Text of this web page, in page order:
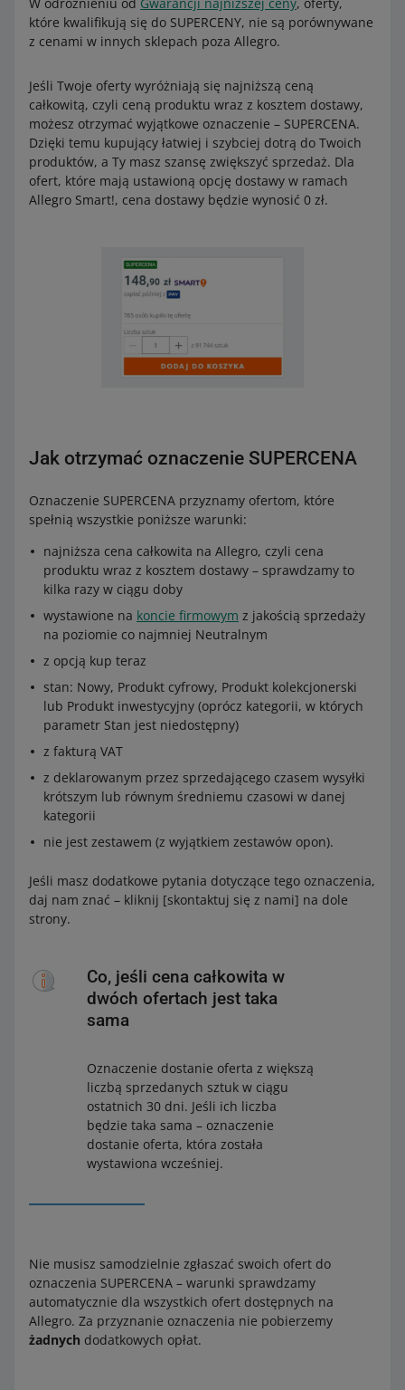
Sport i turystyka – Militaria –Pozostałe(253063)
Dom i Ogród – Wyposażenie – Ozdoby świąteczne i
Mleka modyfikowane –Początkowe(256973)
które kwalifikują się do SUPERCENY, nie są porównywane
z cenami w innych sklepach poza Allegro.
Jeśli Twoje oferty wyróżniają się najniższą ceną
całkowitą, czyli ceną produktu wraz z kosztem dostawy,
możesz otrzymać wyjątkowe oznaczenie – SUPERCENA.
Dzięki temu kupujący łatwiej i szybciej dotrą do Twoich
produktów, a Ty masz szansę zwiększyć sprzedaż. Dla
ofert, które mają ustawioną opcję dostawy w ramach
Allegro Smart!, cena dostawy będzie wynosić 0 zł.
Jak otrzymać oznaczenie SUPERCENA
Oznaczenie SUPERCENA przyznamy ofertom, które
spełnią wszystkie poniższe warunki:
najniższa cena całkowita na Allegro, czyli cena
produktu wraz z kosztem dostawy – sprawdzamy to
kilka razy w ciągu doby
wystawione na koncie firmowym z jakością sprzedaży
na poziomie co najmniej Neutralnym
z opcją kup teraz
stan: Nowy, Produkt cyfrowy, Produkt kolekcjonerski
lub Produkt inwestycyjny (oprócz kategorii, w których
parametr Stan jest niedostępny)
z fakturą VAT
z deklarowanym przez sprzedającego czasem wysyłki
krótszym lub równym średniemu czasowi w danej
kategorii
nie jest zestawem (z wyjątkiem zestawów opon).
Jeśli masz dodatkowe pytania dotyczące tego oznaczenia,
daj nam znać – kliknij [skontaktuj się z nami] na dole
strony.
Co, jeśli cena całkowita w
dwóch ofertach jest taka
sama
Oznaczenie dostanie oferta z większą
liczbą sprzedanych sztuk w ciągu
ostatnich 30 dni. Jeśli ich liczba
będzie taka sama – oznaczenie
dostanie oferta, która została
wystawiona wcześniej.
Nie musisz samodzielnie zgłaszać swoich ofert do
oznaczenia SUPERCENA – warunki sprawdzamy
automatycznie dla wszystkich ofert dostępnych na
Allegro. Za przyznanie oznaczenia nie pobierzemy
żadnych dodatkowych opłat.